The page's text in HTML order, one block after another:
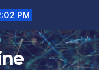
PM